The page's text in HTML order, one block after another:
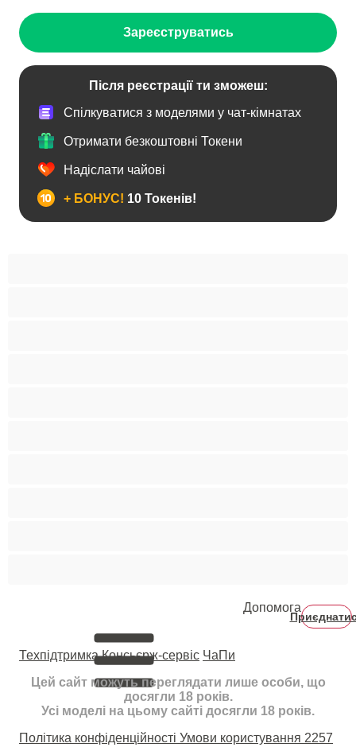
Зареєструватись
Після реєстрації ти зможеш:
Спілкуватися з моделями у чат-кімнатах
Отримати безкоштовні Токени
Надіслати чайові
+ БОНУС! 10 Токенів!
Допомога
Техпідтримка Консьєрж-сервіс ЧаПи
Цей сайт можуть переглядати лише особи, що
досягли 18 років.
Усі моделі на цьому сайті досягли 18 років.
Політика конфіденційності Умови користування 2257